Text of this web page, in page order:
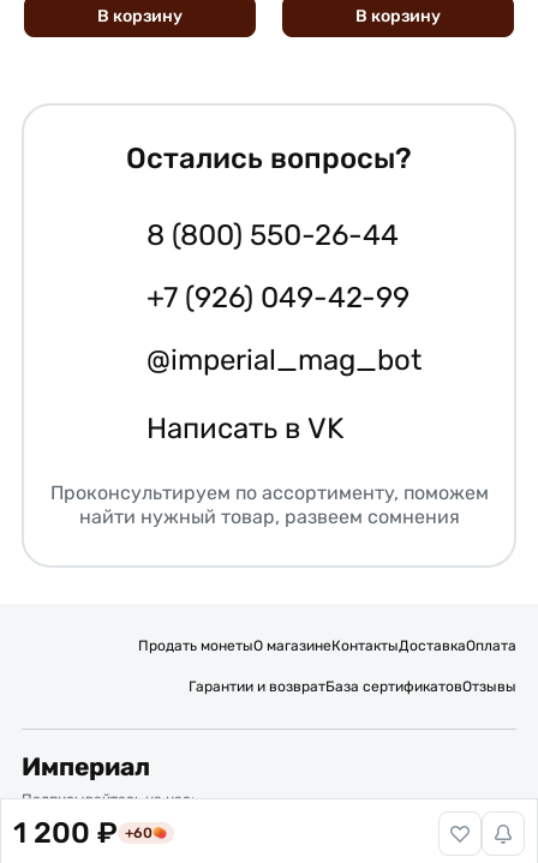
1 200 ₽ +60
В корзину В корзину
Остались вопросы?
8 (800) 550-26-44
+7 (926) 049-42-99
@imperial_mag_bot
Написать в VK
Проконсультируем по ассортименту, поможем
найти нужный товар, развеем сомнения
Продать монетыО магазинеКонтактыДоставкаОплата
Гарантии и возвратБаза сертификатовОтзывы
Империал
Подписывайтесь на нас:
Вакансии